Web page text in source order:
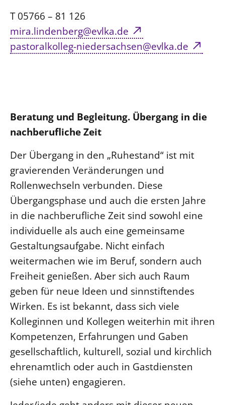
T 05766 – 81 126
mira.lindenberg@evlka.de
pastoralkolleg-niedersachsen@evlka.de
Beratung und Begleitung. Übergang in die
nachberufliche Zeit
Der Übergang in den „Ruhestand“ ist mit
gravierenden Veränderungen und
Rollenwechseln verbunden. Diese
Übergangsphase und auch die ersten Jahre
in die nachberufliche Zeit sind sowohl eine
individuelle als auch eine gemeinsame
Gestaltungsaufgabe. Nicht einfach
weitermachen wie im Beruf, sondern auch
Freiheit genießen. Aber sich auch Raum
geben für neue Ideen und sinnstiftendes
Wirken. Es ist bekannt, dass sich viele
Kolleginnen und Kollegen weiterhin mit ihren
Kompetenzen, Erfahrungen und Gaben
gesellschaftlich, kulturell, sozial und kirchlich
ehrenamtlich oder auch in Gastdiensten
(siehe unten) engagieren.